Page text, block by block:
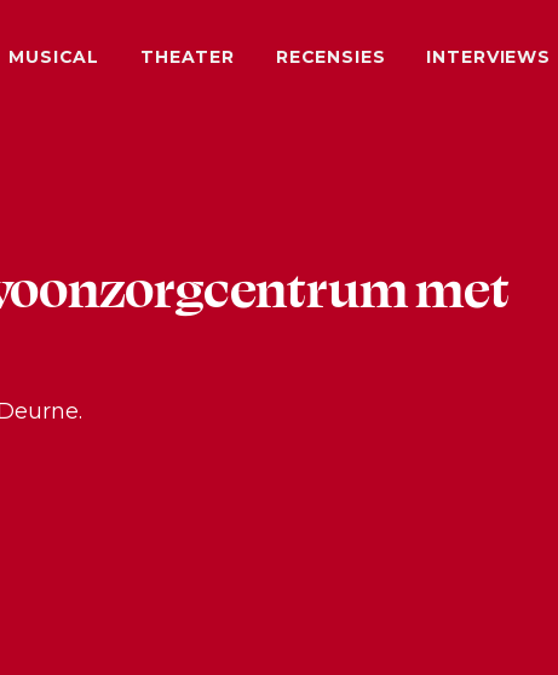
MUSICAL THEATER RECENSIES INTERVIEWS
met